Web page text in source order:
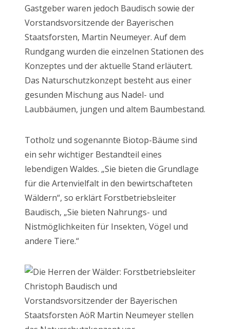
Gastgeber waren jedoch Baudisch sowie der
Vorstandsvorsitzende der Bayerischen
Staatsforsten, Martin Neumeyer. Auf dem
Rundgang wurden die einzelnen Stationen des
Konzeptes und der aktuelle Stand erläutert.
Das Naturschutzkonzept besteht aus einer
gesunden Mischung aus Nadel- und
Laubbäumen, jungen und altem Baumbestand.
Totholz und sogenannte Biotop-Bäume sind
ein sehr wichtiger Bestandteil eines
lebendigen Waldes. „Sie bieten die Grundlage
für die Artenvielfalt in den bewirtschafteten
Wäldern“, so erklärt Forstbetriebsleiter
Baudisch, „Sie bieten Nahrungs- und
Nistmöglichkeiten für Insekten, Vögel und
andere Tiere.“